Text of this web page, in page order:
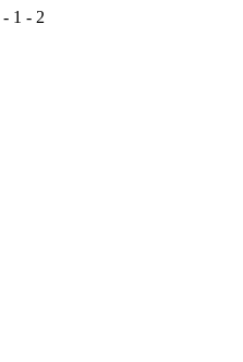
- 1 - 2